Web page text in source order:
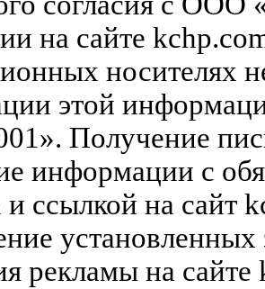
на сайте
носителях
этой
Получение
информации с
ссылкой на сайт
установленных
рекламы на сайте